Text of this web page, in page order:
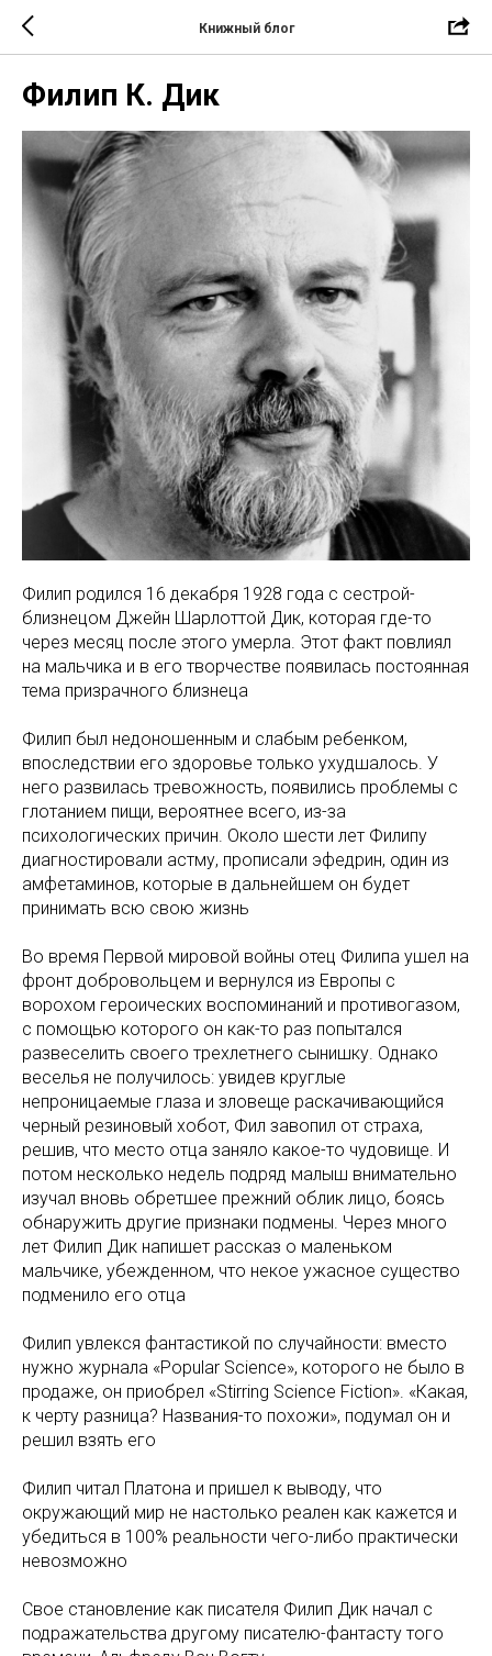
Книжный блог
Филип К. Дик
Филип родился 16 декабря 1928 года с сестрой-
близнецом Джейн Шарлоттой Дик, которая где-то
через месяц после этого умерла. Этот факт повлиял
на мальчика и в его творчестве появилась постоянная
тема призрачного близнеца
Филип был недоношенным и слабым ребенком,
впоследствии его здоровье только ухудшалось. У
него развилась тревожность, появились проблемы с
глотанием пищи, вероятнее всего, из-за
психологических причин. Около шести лет Филипу
диагностировали астму, прописали эфедрин, один из
амфетаминов, которые в дальнейшем он будет
принимать всю свою жизнь
Во время Первой мировой войны отец Филипа ушел на
фронт добровольцем и вернулся из Европы с
ворохом героических воспоминаний и противогазом,
с помощью которого он как-то раз попытался
развеселить своего трехлетнего сынишку. Однако
веселья не получилось: увидев круглые
непроницаемые глаза и зловеще раскачивающийся
черный резиновый хобот, Фил завопил от страха,
решив, что место отца заняло какое-то чудовище. И
потом несколько недель подряд малыш внимательно
изучал вновь обретшее прежний облик лицо, боясь
обнаружить другие признаки подмены. Через много
лет Филип Дик напишет рассказ о маленьком
мальчике, убежденном, что некое ужасное существо
подменило его отца
Филип увлекся фантастикой по случайности: вместо
нужно журнала «Popular Science», которого не было в
продаже, он приобрел «Stirring Science Fiction». «Какая,
к черту разница? Названия-то похожи», подумал он и
решил взять его
Филип читал Платона и пришел к выводу, что
окружающий мир не настолько реален как кажется и
убедиться в 100% реальности чего-либо практически
невозможно
Свое становление как писателя Филип Дик начал с
подражательства другому писателю-фантасту того